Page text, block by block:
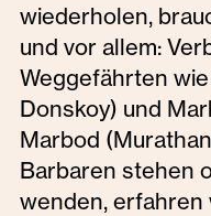
wiederholen,
und vor allem:
Weggefährten
Donskoy) und
Marbod
Barbaren stehen
wenden, erfahren